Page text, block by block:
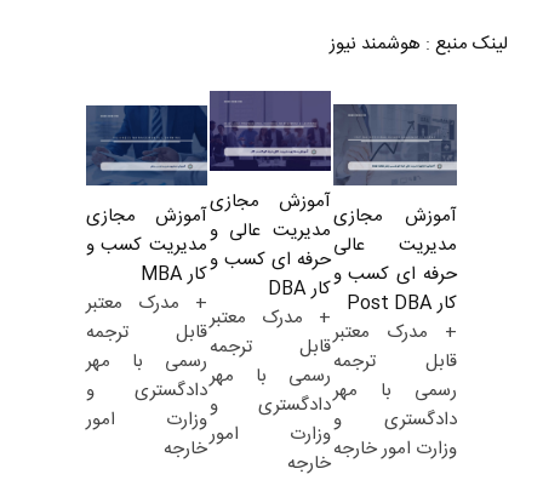
لینک منبع : هوشمند نیوز
آموزش مجازی
مدیریت عالی
حرفه ای کسب و
کار Post DBA
+ مدرک معتبر
قابل ترجمه
رسمی با مهر
دادگستری و
وزارت امور خارجه
آموزش مجازی
مدیریت عالی و
حرفه ای کسب و
کار DBA
+ مدرک معتبر
قابل ترجمه
رسمی با مهر
دادگستری و
وزارت امور
خارجه
آموزش مجازی
مدیریت کسب و
کار MBA
+ مدرک معتبر
قابل ترجمه
رسمی با مهر
دادگستری و
وزارت امور
خارجه